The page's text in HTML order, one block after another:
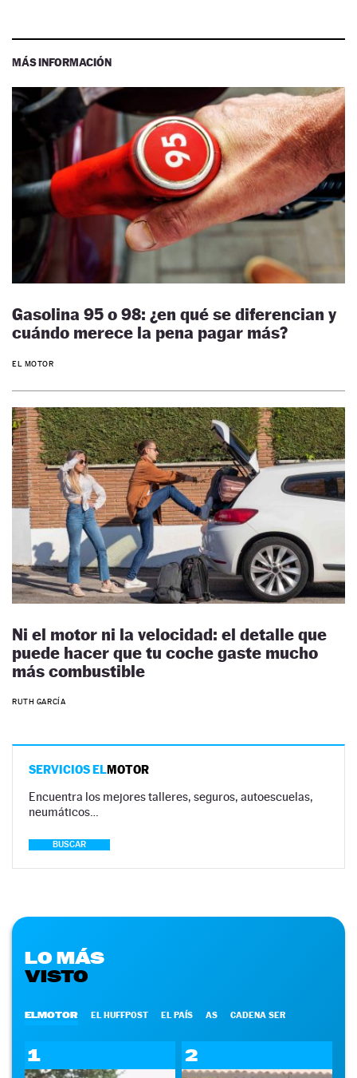
MÁS INFORMACIÓN
Gasolina 95 o 98: ¿en qué se diferencian y
cuándo merece la pena pagar más?
EL MOTOR
Ni el motor ni la velocidad: el detalle que
puede hacer que tu coche gaste mucho
más combustible
RUTH GARCÍA
SERVICIOS ELMOTOR
Encuentra los mejores talleres, seguros, autoescuelas,
neumáticos…
BUSCAR
LO MÁS
VISTO
ELMOTOR EL HUFFPOST EL PAÍS AS CADENA SER
1 2